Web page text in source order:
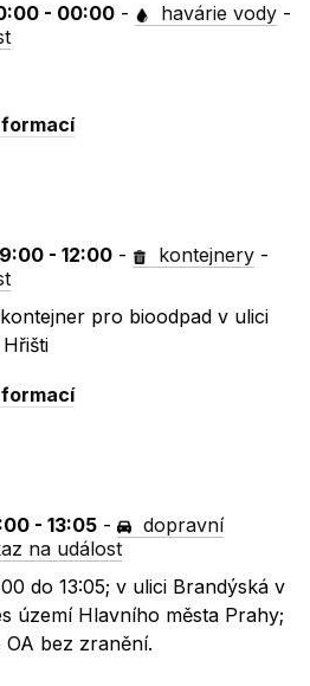
- 00:00 - havárie vody -
- 12:00 - kontejnery -
pro bioodpad v ulici
- 13:05 -
dopravní
na událost
do 13:05; v ulici Brandýská v
území Hlavního města Prahy;
OA bez zranění.